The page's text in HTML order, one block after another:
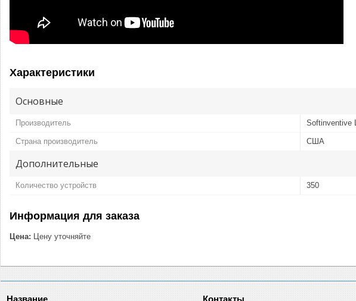
Характеристики
Основные
Производитель Softinventive
Страна производитель США
Дополнительные
Количество устройств 350
Информация для заказа
Цена: Цену уточняйте